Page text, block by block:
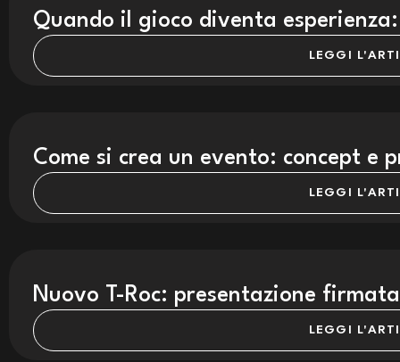
Quando il gioco diventa
LEGGI
Come si crea un evento: concept e
LEGGI
Nuovo T-Roc: presentazione
LEGGI